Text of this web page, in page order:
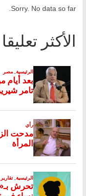
Sorry. No data so far.
الأكثر تعليقا